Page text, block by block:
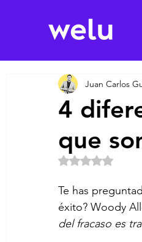
4
que
Juan Carlos
Obtuvo NaN
Te has
éxito? Woody
del fracaso es